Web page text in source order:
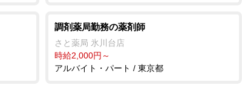
調剤薬局勤務の薬剤師
さと薬局 氷川台店
時給2,000円～
アルバイト・パート / 東京都